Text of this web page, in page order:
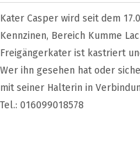
Kater Casper wird seit dem
Kennzinen, Bereich Kumme
Freigängerkater ist kastriert
Wer ihn gesehen hat oder
mit seiner Halterin in
Tel.: 016099018578